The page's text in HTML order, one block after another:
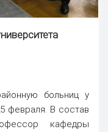
больниц у
февраля. В состав
кафедры